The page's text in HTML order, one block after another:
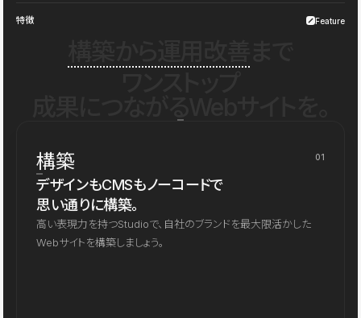
特徴 Feature
構築 01
デザインもCMSもノーコードで
思い通りに構築。
高い表現力を持つStudioで、自社のブランドを最大限活かした
Webサイトを構築しましょう。